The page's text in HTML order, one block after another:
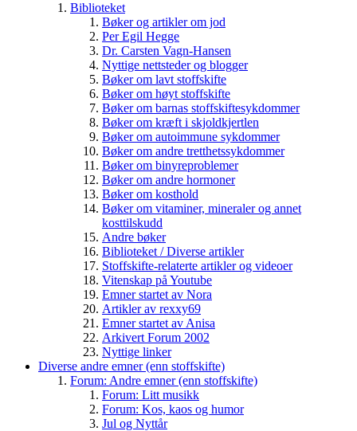
Biblioteket
Bøker og artikler om jod
Per Egil Hegge
Dr. Carsten Vagn-Hansen
Nyttige nettsteder og blogger
Bøker om lavt stoffskifte
Bøker om høyt stoffskifte
Bøker om barnas stoffskiftesykdommer
Bøker om kræft i skjoldkjertlen
Bøker om autoimmune sykdommer
Bøker om andre tretthetssykdommer
Bøker om binyreproblemer
Bøker om andre hormoner
Bøker om kosthold
Bøker om vitaminer, mineraler og annet
kosttilskudd
Andre bøker
Biblioteket / Diverse artikler
Stoffskifte-relaterte artikler og videoer
Vitenskap på Youtube
Emner startet av Nora
Artikler av rexxy69
Emner startet av Anisa
Arkivert Forum 2002
Nyttige linker
Diverse andre emner (enn stoffskifte)
Forum: Andre emner (enn stoffskifte)
Forum: Litt musikk
Forum: Kos, kaos og humor
Jul og Nyttår